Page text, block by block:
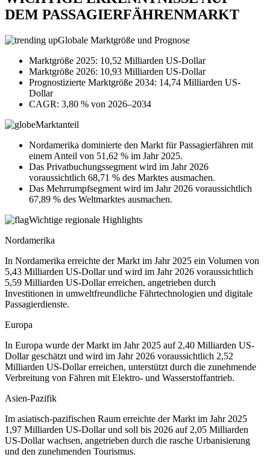
DEM PASSAGIERFÄHRENMARKT
Globale Marktgröße und Prognose
Marktgröße 2025: 10,52 Milliarden US-Dollar
Marktgröße 2026: 10,93 Milliarden US-Dollar
Prognostizierte Marktgröße 2034: 14,74 Milliarden US-
Dollar
CAGR: 3,80 % von 2026–2034
Marktanteil
Nordamerika dominierte den Markt für Passagierfähren mit
einem Anteil von 51,62 % im Jahr 2025.
Das Privatbuchungssegment wird im Jahr 2026
voraussichtlich 68,71 % des Marktes ausmachen.
Das Mehrrumpfsegment wird im Jahr 2026 voraussichtlich
67,89 % des Weltmarktes ausmachen.
Wichtige regionale Highlights
Nordamerika
In Nordamerika erreichte der Markt im Jahr 2025 ein Volumen von
5,43 Milliarden US-Dollar und wird im Jahr 2026 voraussichtlich
5,59 Milliarden US-Dollar erreichen, angetrieben durch
Investitionen in umweltfreundliche Fährtechnologien und digitale
Passagierdienste.
Europa
In Europa wurde der Markt im Jahr 2025 auf 2,40 Milliarden US-
Dollar geschätzt und wird im Jahr 2026 voraussichtlich 2,52
Milliarden US-Dollar erreichen, unterstützt durch die zunehmende
Verbreitung von Fähren mit Elektro- und Wasserstoffantrieb.
Asien-Pazifik
Im asiatisch-pazifischen Raum erreichte der Markt im Jahr 2025
1,97 Milliarden US-Dollar und soll bis 2026 auf 2,05 Milliarden
US-Dollar wachsen, angetrieben durch die rasche Urbanisierung
und den zunehmenden Tourismus.